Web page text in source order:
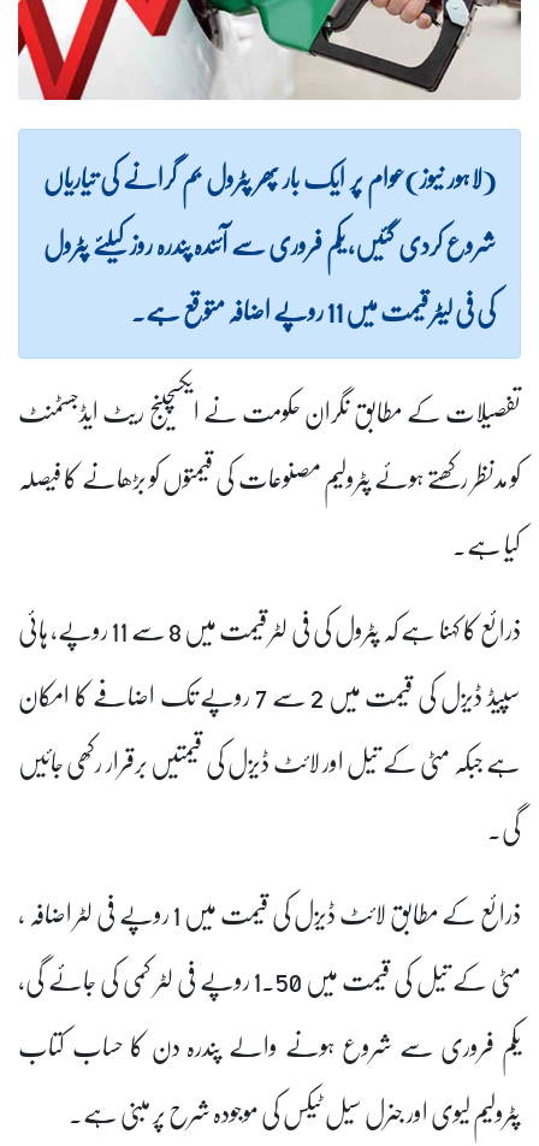
(لاہور نیوز)عوام پر ایک بار پھر پٹرول بم گرانے کی تیاریاں
شروع کردی گئیں، یکم فروری سے آئندہ پندرہ روز کیلئے پٹرول
کی فی لیٹر قیمت میں 11 روپے اضافہ متوقع ہے۔
تفصیلات کے مطابق نگران حکومت نے ایکسچینج ریٹ ایڈجسٹمنٹ
کو مدنظر رکھتے ہوئے پٹرولیم مصنوعات کی قیمتوں کو بڑھانے کا فیصلہ
کیا ہے۔
ذرائع کا کہنا ہے کہ پٹرول کی فی لٹر قیمت میں 8 سے 11 روپے، ہائی
سپیڈ ڈیزل کی قیمت میں 2 سے 7 روپے تک اضافے کا امکان
ہے جبکہ مٹی کے تیل اور لائٹ ڈیزل کی قیمتیں برقرار رکھی جائیں
گی۔
ذرائع کے مطابق لائٹ ڈیزل کی قیمت میں 1 روپے فی لٹر اضافہ ،
مٹی کے تیل کی قیمت میں 1.50 روپے فی لٹر کمی کی جائے گی،
یکم فروری سے شروع ہونے والے پندرہ دن کا حساب کتاب
پٹرولیم لیوی اور جنرل سیل ٹیکس کی موجودہ شرح پر مبنی ہے۔